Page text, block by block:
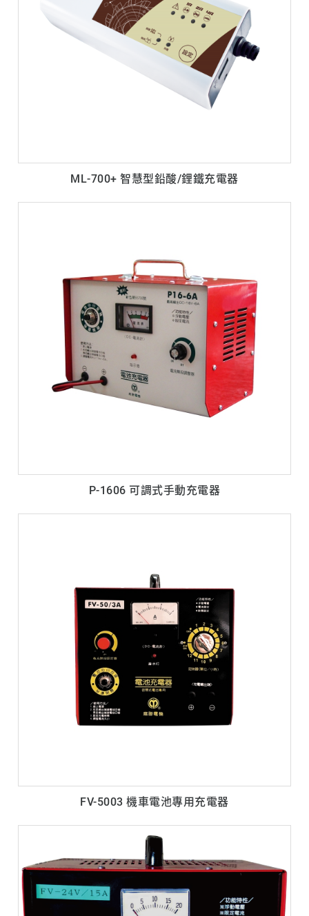
ML-700+ 智慧型鉛酸/鋰鐵充電器
P-1606 可調式手動充電器
FV-5003 機車電池專用充電器